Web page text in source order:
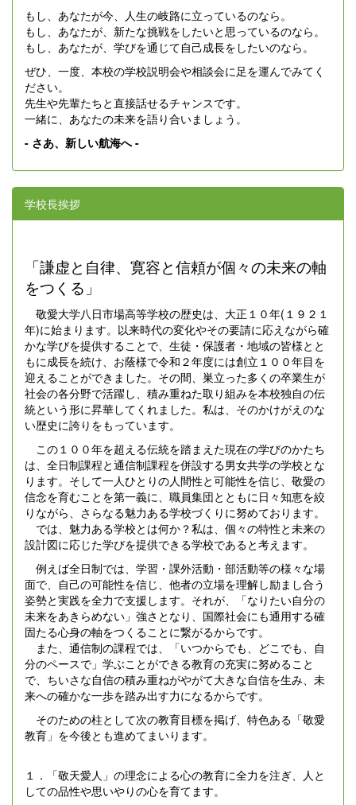
もし、あなたが今、人生の岐路に立っているのなら。
もし、あなたが、新たな挑戦をしたいと思っているのなら。
もし、あなたが、学びを通じて自己成長をしたいのなら。
ぜひ、一度、本校の学校説明会や相談会に足を運んでみてく
ださい。
先生や先輩たちと直接話せるチャンスです。
一緒に、あなたの未来を語り合いましょう。
- さあ、新しい航海へ -
学校長挨拶
「謙虚と自律、寛容と信頼が個々の未来の軸
をつくる」
敬愛大学八日市場高等学校の歴史は、大正１０年(１９２１
年)に始まります。以来時代の変化やその要請に応えながら確
かな学びを提供することで、生徒・保護者・地域の皆様とと
もに成長を続け、お蔭様で令和２年度には創立１００年目を
迎えることができました。その間、巣立った多くの卒業生が
社会の各分野で活躍し、積み重ねた取り組みを本校独自の伝
統という形に昇華してくれました。私は、そのかけがえのな
い歴史に誇りをもっています。
この１００年を超える伝統を踏まえた現在の学びのかたち
は、全日制課程と通信制課程を併設する男女共学の学校とな
ります。そして一人ひとりの人間性と可能性を信じ、敬愛の
信念を育むことを第一義に、職員集団とともに日々知恵を絞
りながら、さらなる魅力ある学校づくりに努めております。
では、魅力ある学校とは何か？私は、個々の特性と未来の
設計図に応じた学びを提供できる学校であると考えます。
例えば全日制では、学習・課外活動・部活動等の様々な場
面で、自己の可能性を信じ、他者の立場を理解し励まし合う
姿勢と実践を全力で支援します。それが、「なりたい自分の
未来をあきらめない」強さとなり、国際社会にも通用する確
固たる心身の軸をつくることに繋がるからです。
また、通信制の課程では、「いつからでも、どこでも、自
分のペースで」学ぶことができる教育の充実に努めること
で、ちいさな自信の積み重ねがやがて大きな自信を生み、未
来への確かな一歩を踏み出す力になるからです。
そのための柱として次の教育目標を掲げ、特色ある「敬愛
教育」を今後とも進めてまいります。
１．「敬天愛人」の理念による心の教育に全力を注ぎ、人と
しての品性や思いやりの心を育てます。